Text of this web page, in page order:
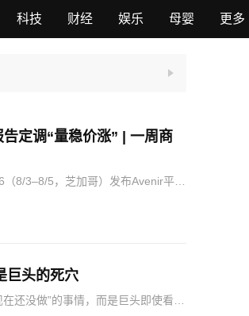
科技 财经 娱乐 母婴 更多
定调“量稳价涨” | 一周商
8/3–8/5，芝加哥）发布Avenir平台
巨头的死穴
还没做”的事情，而是巨头即使看到